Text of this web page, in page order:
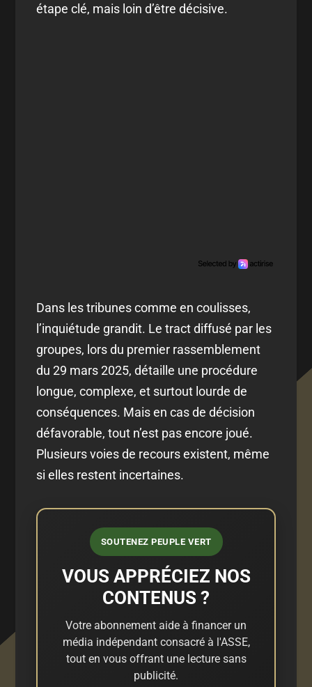
étape clé, mais loin d’être décisive.
Dans les tribunes comme en coulisses,
l’inquiétude grandit. Le tract diffusé par les
groupes, lors du premier rassemblement
du 29 mars 2025, détaille une procédure
longue, complexe, et surtout lourde de
conséquences. Mais en cas de décision
défavorable, tout n’est pas encore joué.
Plusieurs voies de recours existent, même
si elles restent incertaines.
SOUTENEZ PEUPLE VERT
VOUS APPRÉCIEZ NOS
CONTENUS ?
Votre abonnement aide à financer un
média indépendant consacré à l'ASSE,
tout en vous offrant une lecture sans
publicité.